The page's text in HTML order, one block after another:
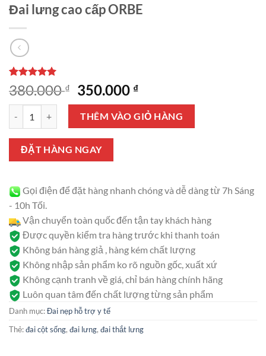
Đai lưng cao cấp ORBE
5.00trên 5
dựa trên
1
đánh giá
380.000₫
Giá
gốc
là:
380.000 ₫.
350.000 ₫Giá
hiện
tại
là:
Đai lưng cao cấp ORBE số lượngTHÊM VÀO GIỎ HÀNG
ĐẶT HÀNG NGAY
Gọi điện để đặt hàng nhanh chóng và dễ dàng từ 7h Sáng
- 10h Tối.
Vận chuyển toàn quốc đến tận tay khách hàng
Được quyền kiểm tra hàng trước khi thanh toán
Không bán hàng giả , hàng kém chất lượng
Không nhập sản phẩm ko rõ nguồn gốc, xuất xứ
Không cạnh tranh về giá, chỉ bán hàng chính hãng
Luôn quan tâm đến chất lượng từng sản phẩm
Danh mục:Đai nẹp hỗ trợ y tế
Thẻ:đai cột sống, đai lưng, đai thắt lưng